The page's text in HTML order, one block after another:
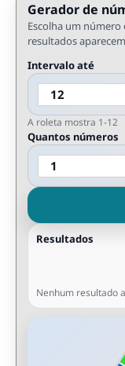
Gerador de
Escolha um
resultados
Intervalo até
A roleta mostra 1-12
Quantos números
Resultados
Nenhum resultado